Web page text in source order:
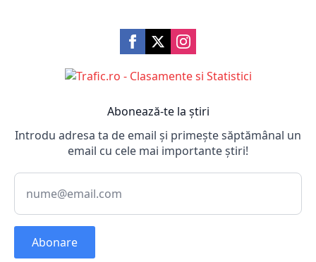
Abonează-te la știri
Introdu adresa ta de email și primește săptămânal un
email cu cele mai importante știri!
Abonare